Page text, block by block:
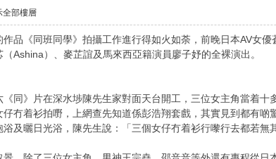
全部樓層
品《同班同學》拍攝工作進行得如火如荼，前晚日本AV女
（Ashina）、麥芷誼及馬來西亞籍演員廖子妤的全裸演出。
同》片在深水埗陳先生家對面天台開工，三位女主角當着
冇着衫拍嘢，上網查先知道係彭浩翔套戲，其實見到都有
及曬日光浴，陳先生說：「三個女仔冇着衫行嚟行去都若